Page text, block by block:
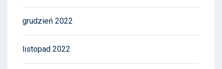
grudzień 2022
listopad 2022